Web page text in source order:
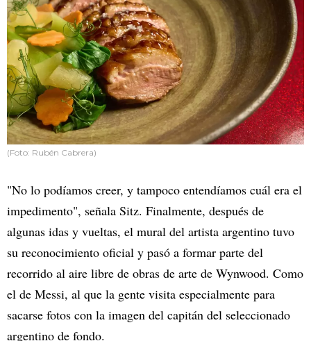
(Foto: Rubén Cabrera)
"No lo podíamos creer, y tampoco entendíamos cuál era el
impedimento", señala Sitz. Finalmente, después de
algunas idas y vueltas, el mural del artista argentino tuvo
su reconocimiento oficial y pasó a formar parte del
recorrido al aire libre de obras de arte de Wynwood. Como
el de Messi, al que la gente visita especialmente para
sacarse fotos con la imagen del capitán del seleccionado
argentino de fondo.